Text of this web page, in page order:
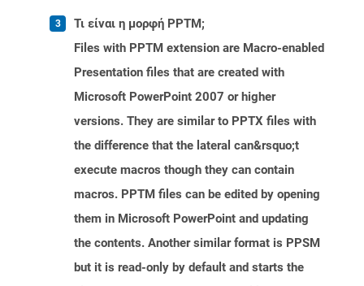
Τι είναι η μορφή PPTM;
Files with PPTM extension are Macro-enabled
Presentation files that are created with
Microsoft PowerPoint 2007 or higher
versions. They are similar to PPTX files with
the difference that the lateral can&rsquo;t
execute macros though they can contain
macros. PPTM files can be edited by opening
them in Microsoft PowerPoint and updating
the contents. Another similar format is PPSM
but it is read-only by default and starts the